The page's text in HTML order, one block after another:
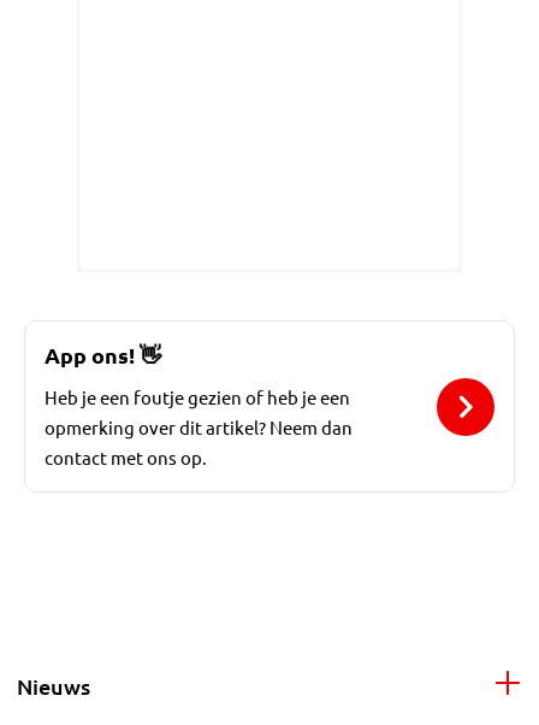
App ons!👋
Heb je een foutje gezien of heb je een
opmerking over dit artikel? Neem dan
contact met ons op.
Nieuws